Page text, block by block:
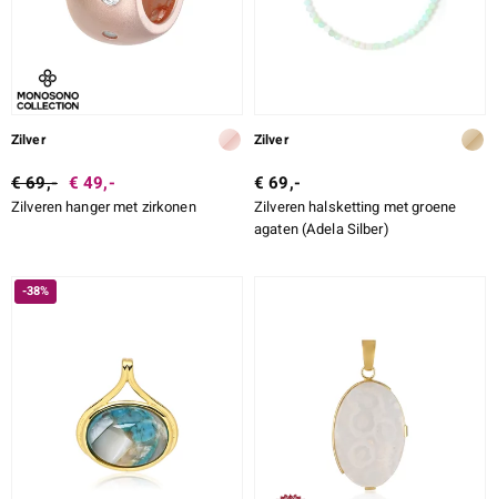
Zilver
€ 69,- € 49,-
Zilveren hanger met zirkonen
Zilver
€ 69,-
Zilveren halsketting met groene
agaten (Adela Silber)
-38%